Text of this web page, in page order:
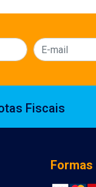
Fiscais